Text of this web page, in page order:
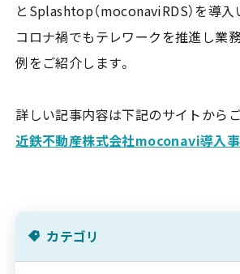
とSplashtop（moconaviRDS）を導入
コロナ禍でもテレワークを推進し業
例をご紹介します。
詳しい記事内容は下記のサイトから
近鉄不動産株式会社moconavi導入
カテゴリ